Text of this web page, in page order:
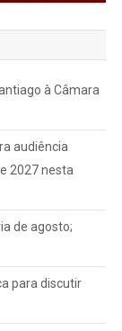
à Câmara
audiência
2027 nesta
de agosto;
para discutir